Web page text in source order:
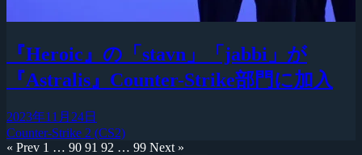
『Heroic』の「stavn」「jabbi」が
『Astralis』Counter-Strike部門に加入
2023年11月24日
Counter-Strike 2 (CS2)
« Prev 1 … 90 91 92 … 99 Next »